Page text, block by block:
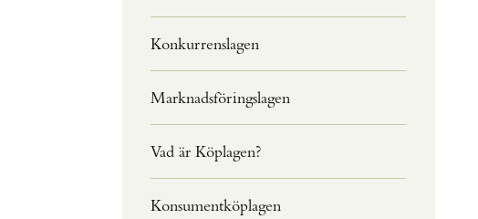
Konkurrenslagen
Marknadsföringslagen
Vad är Köplagen?
Konsumentköplagen